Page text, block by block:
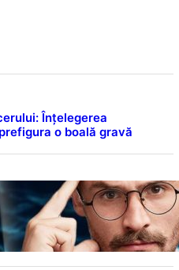
Înțelegerea
o boală gravă
de note: Semnele unui IQ
de școală